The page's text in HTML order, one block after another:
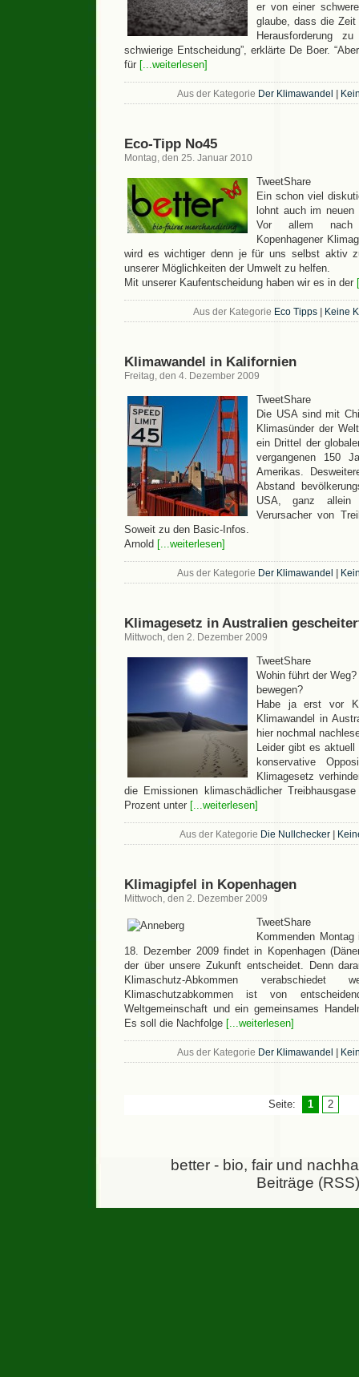
er von einer
glaube, dass die
Herausforderung
schwierige Entscheidung”, erklärte De Boer.
für [...weiterlesen]
Aus der Kategorie Der Klimawandel
Eco-Tipp No45
Montag, den 25. Januar 2010
TweetShare
Ein schon viel
lohnt auch im
Vor allem
Kopenhagener
wird es wichtiger denn je für uns selbst aktiv
unserer Möglichkeiten der Umwelt zu helfen.
Mit unserer Kaufentscheidung haben wir es in der
Aus der Kategorie Eco Tipps Keine
Klimawandel in Kalifornien
Freitag, den 4. Dezember 2009
TweetShare
Die USA sind mit
Klimasünder der
ein Drittel der
vergangenen 150
Amerikas.
Abstand
USA, ganz allein
Verursacher von
Soweit zu den Basic-Infos.
Arnold [...weiterlesen]
Aus der Kategorie Der Klimawandel
Klimagesetz in Australien
Mittwoch, den 2. Dezember 2009
TweetShare
Wohin führt der
bewegen?
Habe ja erst vor
Klimawandel in
hier nochmal
Leider gibt es
konservative
Klimagesetz
die Emissionen klimaschädlicher
Prozent unter [...weiterlesen]
Aus der Kategorie Die Nullchecker
Klimagipfel in Kopenhagen
Mittwoch, den 2. Dezember 2009
TweetShare
Kommenden
18. Dezember 2009 findet in Kopenhagen
der über unsere Zukunft entscheidet. Denn
Klimaschutz-Abkommen
Klimaschutzabkommen ist von
Weltgemeinschaft und ein gemeinsames
Es soll die Nachfolge [...weiterlesen]
Aus der Kategorie Der Klimawandel
Seite: 1 2
better - bio, fair und
Beiträge (RSS)